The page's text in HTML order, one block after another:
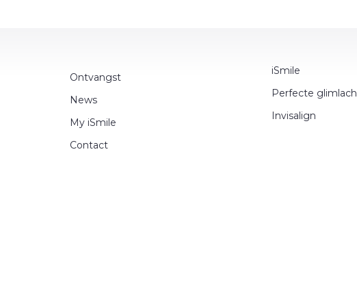
Ontvangst
News
My iSmile
Contact
iSmile
Perfecte glimlach
Invisalign